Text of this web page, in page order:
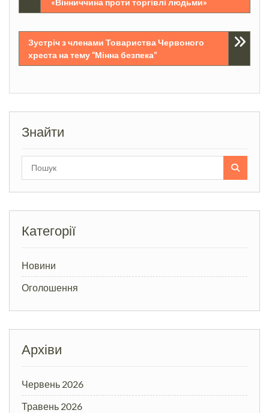
записів
«Вінниччина проти торгівлі людьми»
Зустріч з членами Товариства Червоного
хреста на тему “Мінна безпека”
Знайти
Категорії
Новини
Оголошення
Архіви
Червень 2026
Травень 2026